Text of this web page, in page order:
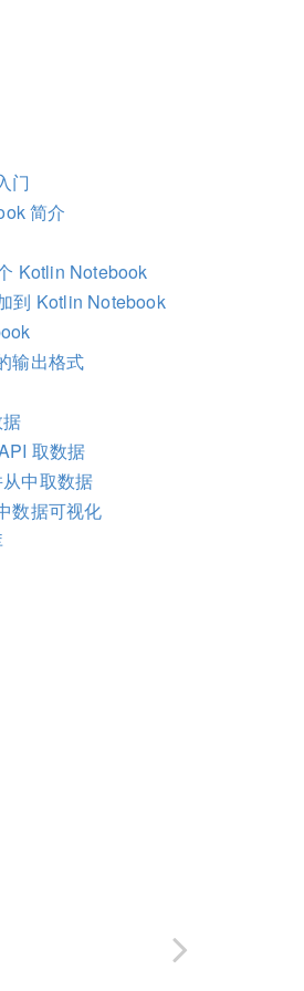
门
简介
Kotlin Notebook
到 Kotlin Notebook
输出格式
取数据
中取数据
数据可视化